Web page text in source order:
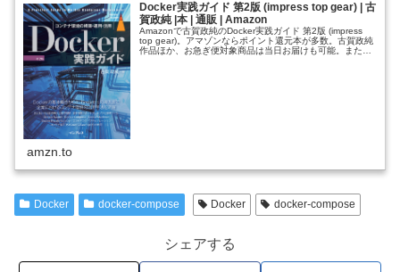
Docker実践ガイド 第2版 (impress top gear) | 古
賀政純 |本 | 通販 | Amazon
Amazonで古賀政純のDocker実践ガイド 第2版 (impress
top gear)。アマゾンならポイント還元本が多数。古賀政純
作品ほか、お急ぎ便対象商品は当日お届けも可能。また
amzn.to
Docker docker-compose Docker docker-compose
シェアする